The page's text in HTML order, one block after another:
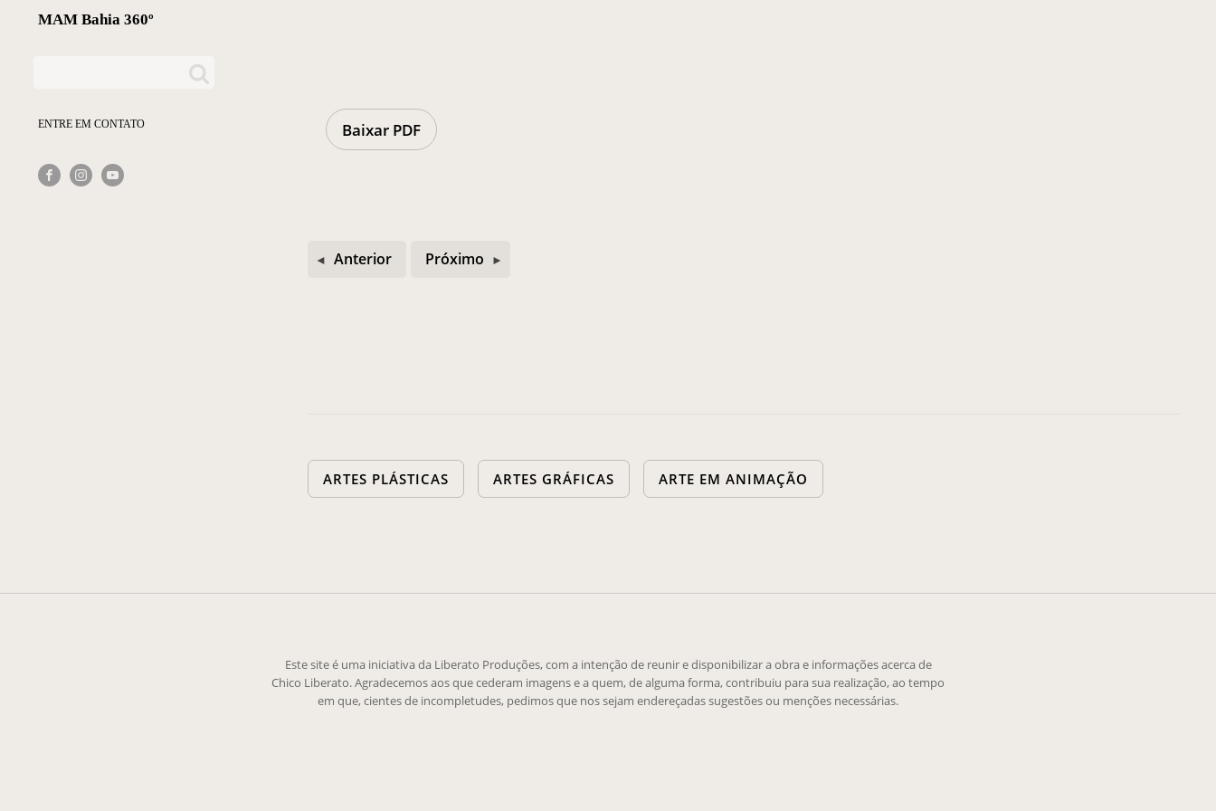
MAM Bahia 360º
ENTRE EM CONTATO Baixar PDF
Anterior Próximo
ARTES PLÁSTICAS ARTES GRÁFICAS ARTE EM ANIMAÇÃO
Este site é uma iniciativa da Liberato Produções, com a intenção de reunir e disponibilizar a obra e informações acerca de
Chico Liberato. Agradecemos aos que cederam imagens e a quem, de alguma forma, contribuiu para sua realização, ao tempo
em que, cientes de incompletudes, pedimos que nos sejam endereçadas sugestões ou menções necessárias.